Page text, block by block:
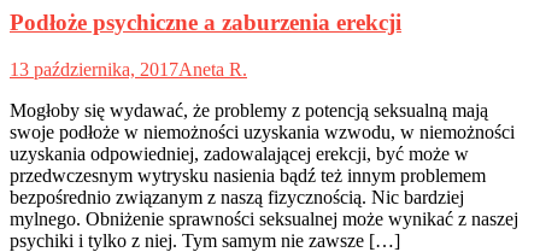
Podłoże psychiczne a zaburzenia erekcji
13 października, 2017Aneta R.
Mogłoby się wydawać, że problemy z potencją seksualną mają
swoje podłoże w niemożności uzyskania wzwodu, w niemożności
uzyskania odpowiedniej, zadowalającej erekcji, być może w
przedwczesnym wytrysku nasienia bądź też innym problemem
bezpośrednio związanym z naszą fizycznością. Nic bardziej
mylnego. Obniżenie sprawności seksualnej może wynikać z naszej
psychiki i tylko z niej. Tym samym nie zawsze […]